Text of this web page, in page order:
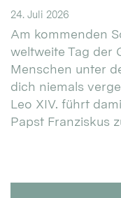
24. Juli 2026
Am kommenden
weltweite Tag der
Menschen unter
dich niemals
Leo XIV. führt
Papst Franziskus